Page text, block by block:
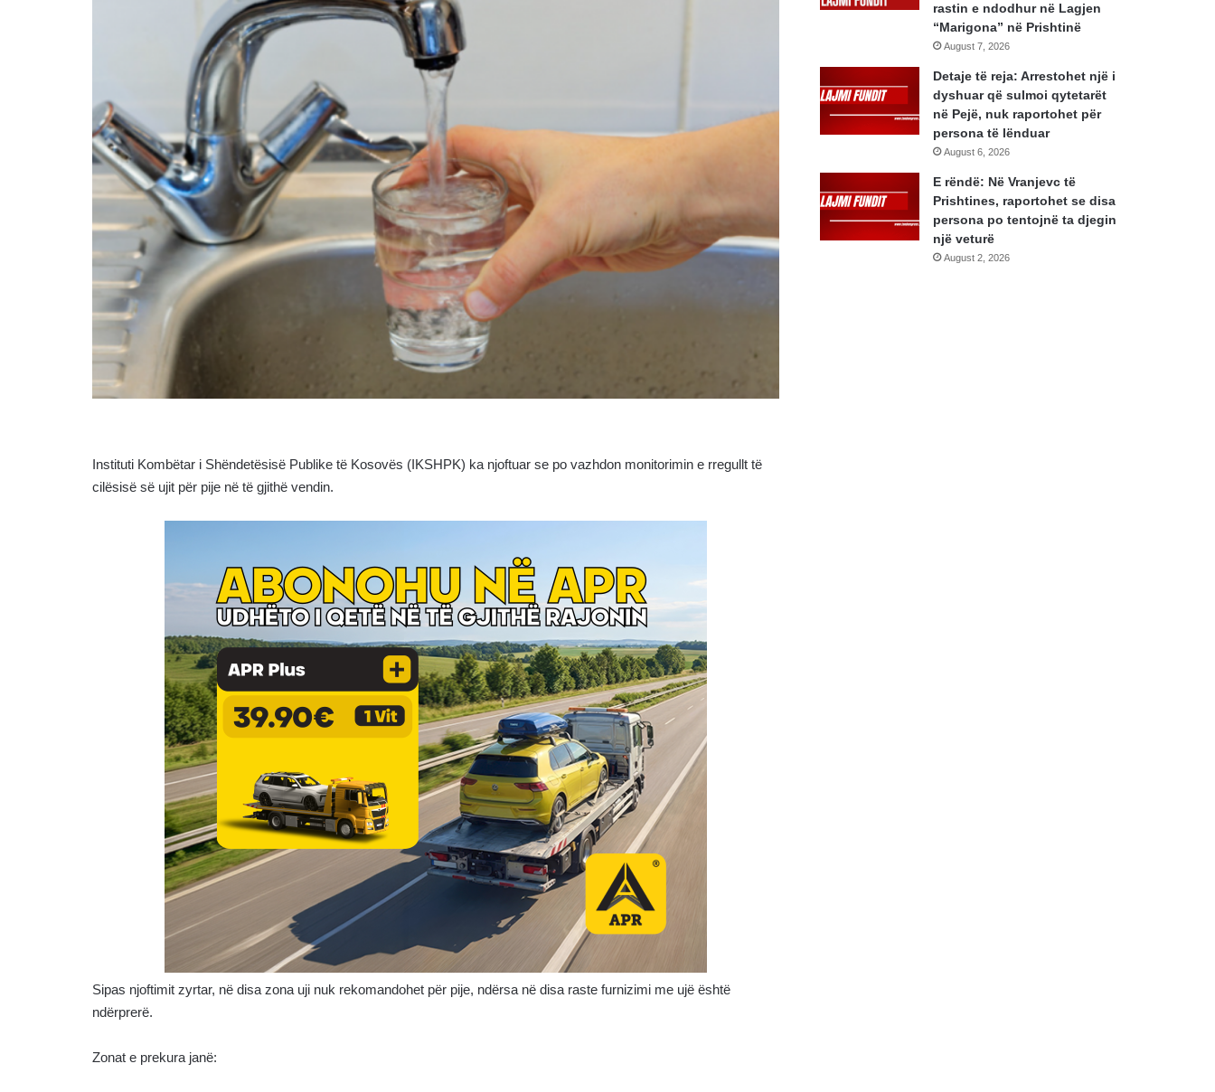
Instituti Kombëtar i Shëndetësisë Publike të Kosovës (IKSHPK) ka njoftuar se po vazhdon monitorimin e rregullt të
cilësisë së ujit për pije në të gjithë vendin.
Sipas njoftimit zyrtar, në disa zona uji nuk rekomandohet për pije, ndërsa në disa raste furnizimi me ujë është
ndërprerë.
Zonat e prekura janë:
rastin e ndodhur në Lagjen
“Marigona” në Prishtinë
August 7, 2026
Detaje të reja: Arrestohet një i
dyshuar që sulmoi qytetarët
në Pejë, nuk raportohet për
persona të lënduar
August 6, 2026
E rëndë: Në Vranjevc të
Prishtines, raportohet se disa
persona po tentojnë ta djegin
një veturë
August 2, 2026